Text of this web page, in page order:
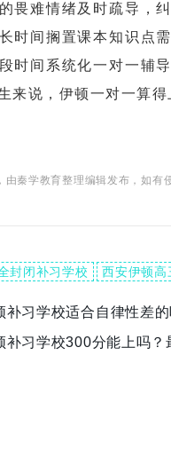
畏难情绪及时疏导，
时间搁置课本知识点
时间系统化一对一辅
来说，伊顿一对一算得
秦学教育整理编辑发布，如有
封闭补习学校 西安伊顿高
补习学校适合自律性差
补习学校300分能上吗？